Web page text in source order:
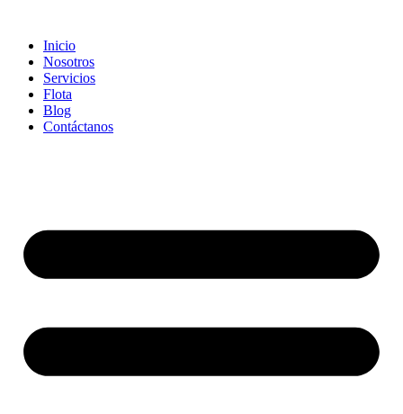
Inicio
Nosotros
Servicios
Flota
Blog
Contáctanos